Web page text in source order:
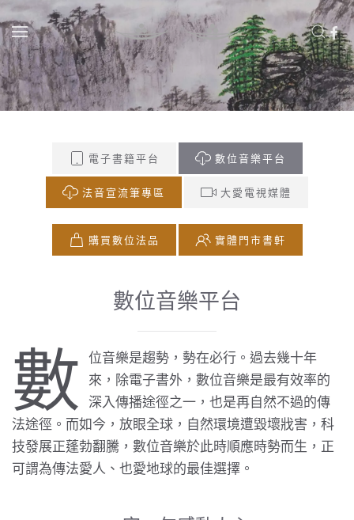
Skip to main content
電子書籍平台 數位音樂平台
法音宣流筆專區 大愛電視媒體
購買數位法品 實體門市書軒
數位音樂平台
數
位音樂是趨勢，勢在必行。過去幾十年
來，除電子書外，數位音樂是最有效率的
深入傳播途徑之一，也是再自然不過的傳
法途徑。而如今，放眼全球，自然環境遭毀壞戕害，科
技發展正蓬勃翻騰，數位音樂於此時順應時勢而生，正
可謂為傳法愛人、也愛地球的最佳選擇。